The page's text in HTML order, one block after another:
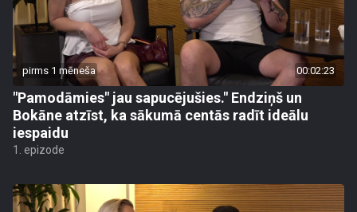
pirms 1 mēneša 00:02:23
"Pamodāmies" jau sapucējušies." Endziņš un
Bokāne atzīst, ka sākumā centās radīt ideālu
iespaidu
1. epizode